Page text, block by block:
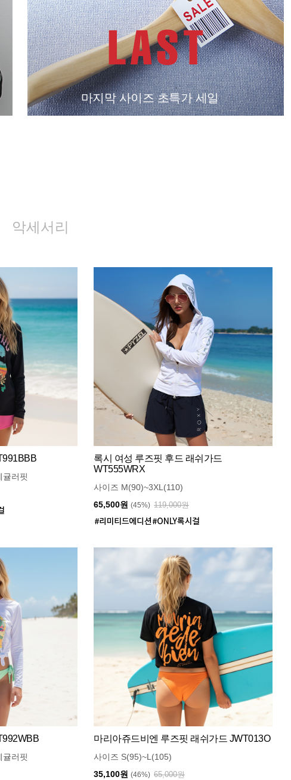
마지막 사이즈 초특가 세일
악세서리
러핏
록시 여성 루즈핏 후드 래쉬가드
WT555WRX
사이즈 M(90)~3XL(110)
65,500원 (45%) 119,000원
러핏
마리아쥬드비엔 루즈핏 래쉬가드 JWT013O
사이즈 S(95)~L(105)
35,100원 (46%) 65,000원